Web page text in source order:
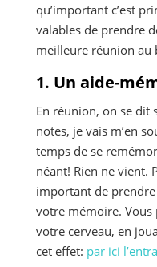
qu’important c’est
valables de prendre
meilleure réunion au
1. Un aide-
En réunion, on se dit
notes, je vais m’en
temps de se
néant! Rien ne vient.
important de
votre mémoire.
votre cerveau, en
cet effet: par ici